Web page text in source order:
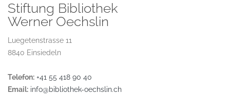
Stiftung Bibliothek
Werner Oechslin
Luegetenstrasse 11
8840 Einsiedeln
Telefon: +41 55 418 90 40
Email: info@bibliothek-oechslin.ch